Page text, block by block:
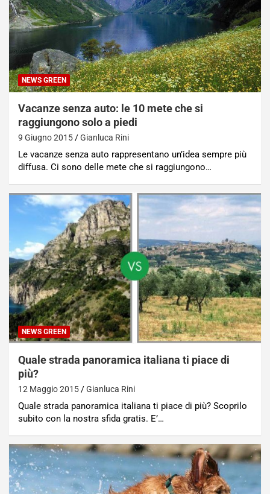
NEWS GREEN
Vacanze senza auto: le 10 mete che si
raggiungono solo a piedi
9 Giugno 2015 Gianluca Rini
Le vacanze senza auto rappresentano un’idea sempre più
diffusa. Ci sono delle mete che si raggiungono…
NEWS GREEN
Quale strada panoramica italiana ti piace di
più?
12 Maggio 2015 Gianluca Rini
Quale strada panoramica italiana ti piace di più? Scoprilo
subito con la nostra sfida gratis. E’…